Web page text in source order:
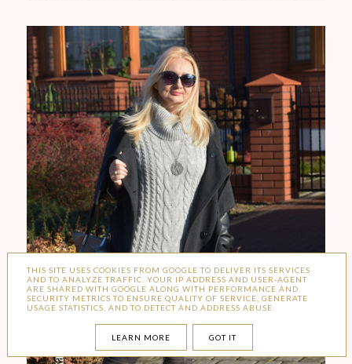
THIS SITE USES COOKIES FROM GOOGLE TO DELIVER ITS SERVICES
AND TO ANALYZE TRAFFIC. YOUR IP ADDRESS AND USER-AGENT
ARE SHARED WITH GOOGLE ALONG WITH PERFORMANCE AND
SECURITY METRICS TO ENSURE QUALITY OF SERVICE, GENERATE
USAGE STATISTICS, AND TO DETECT AND ADDRESS ABUSE.
LEARN MORE GOT IT